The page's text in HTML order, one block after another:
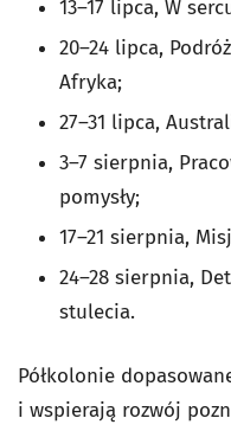
13–17 lipca, W
20–24 lipca,
Afryka;
27–31 lipca,
3–7 sierpnia,
pomysły;
17–21 sierpnia,
24–28 sierpnia,
stulecia.
Półkolonie
i wspierają rozwój